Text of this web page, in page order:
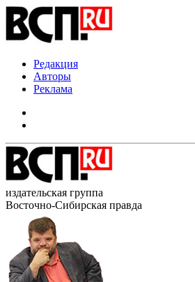
Редакция
Авторы
Реклама
издательская группа
Восточно-Сибирская правда